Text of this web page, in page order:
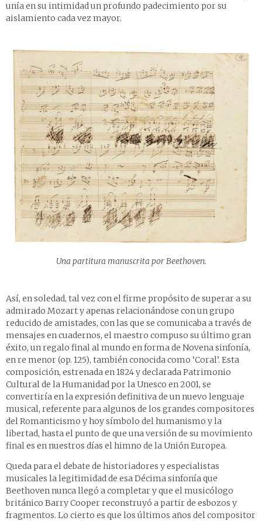
unía en su intimidad un profundo padecimiento por su
aislamiento cada vez mayor.
Una partitura manuscrita por Beethoven.
Así, en soledad, tal vez con el firme propósito de superar a su
admirado Mozart y apenas relacionándose con un grupo
reducido de amistades, con las que se comunicaba a través de
mensajes en cuadernos, el maestro compuso su último gran
éxito, un regalo final al mundo en forma de Novena sinfonía,
en re menor (op. 125), también conocida como ‘Coral’. Esta
composición, estrenada en 1824 y declarada Patrimonio
Cultural de la Humanidad por la Unesco en 2001, se
convertiría en la expresión definitiva de un nuevo lenguaje
musical, referente para algunos de los grandes compositores
del Romanticismo y hoy símbolo del humanismo y la
libertad, hasta el punto de que una versión de su movimiento
final es en nuestros días el himno de la Unión Europea.
Queda para el debate de historiadores y especialistas
musicales la legitimidad de esa Décima sinfonía que
Beethoven nunca llegó a completar y que el musicólogo
británico Barry Cooper reconstruyó a partir de esbozos y
fragmentos. Lo cierto es que los últimos años del compositor